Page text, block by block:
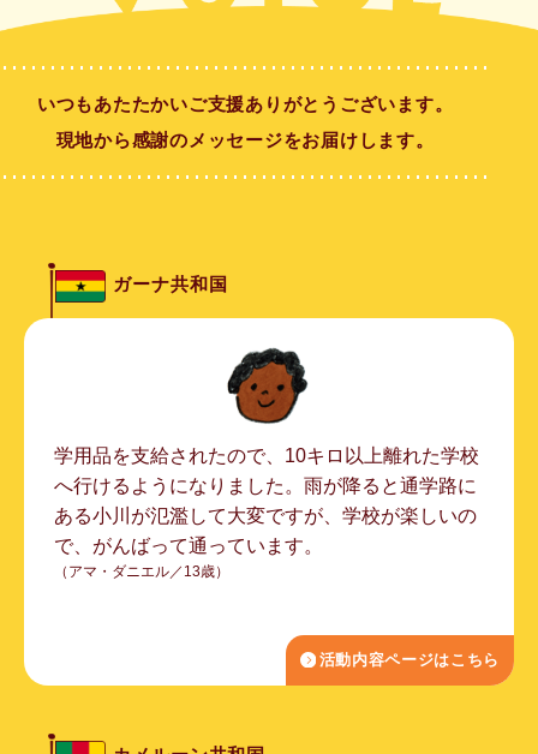
いつもあたたかいご⽀援ありがとうございます。
現地から感謝のメッセージをお届けします。
ガーナ共和国
学用品を支給されたので、10キロ以上離れた学校
へ行けるようになりました。雨が降ると通学路に
ある小川が氾濫して大変ですが、学校が楽しいの
で、がんばって通っています。
（アマ・ダニエル／13歳）
活動内容ページはこちら